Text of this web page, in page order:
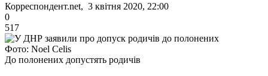
Корреспондент.net, 3 квітня 2020, 22:00
0
517
Фото: Noel Celis
До полонених допустять родичів